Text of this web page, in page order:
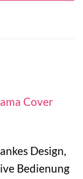
Cover
Design,
Bedienung